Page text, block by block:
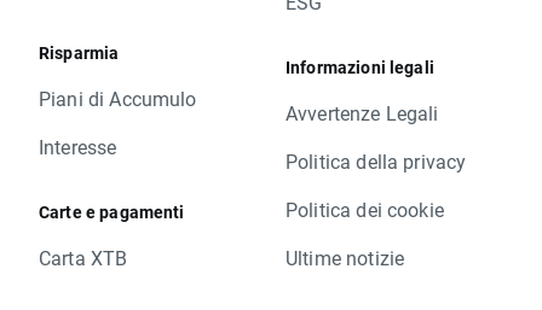
Risparmia
Piani di Accumulo
Interesse
Carte e pagamenti
Carta XTB
Informazioni legali
Avvertenze Legali
Politica della privacy
Politica dei cookie
Ultime notizie